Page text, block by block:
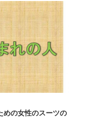
めの女性のスーツの